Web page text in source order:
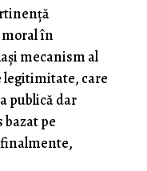
în
mecanism al
legitimitate, care
publică dar
pe